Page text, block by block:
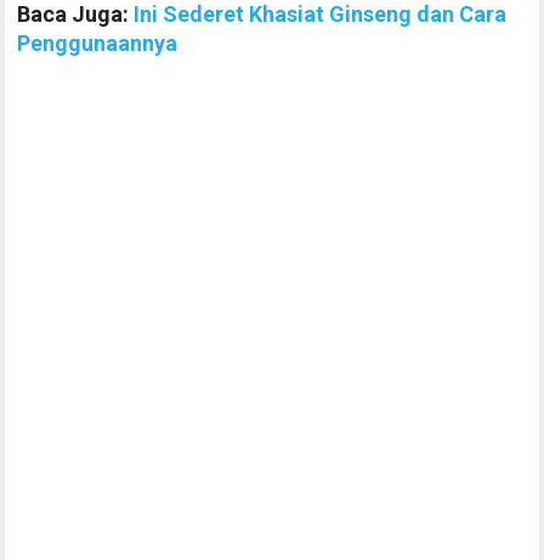
Baca Juga: Ini Sederet Khasiat Ginseng dan Cara
Penggunaannya